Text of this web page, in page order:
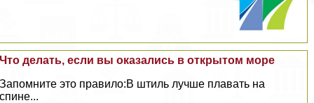
Что делать, если вы оказались в открытом море
Запомните это правило:В штиль лучше плавать на
спине...